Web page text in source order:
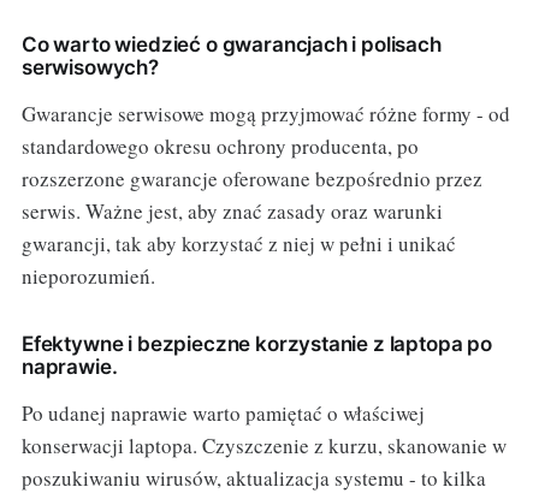
Co warto wiedzieć o gwarancjach i polisach
serwisowych?
Gwarancje serwisowe mogą przyjmować różne formy - od
standardowego okresu ochrony producenta, po
rozszerzone gwarancje oferowane bezpośrednio przez
serwis. Ważne jest, aby znać zasady oraz warunki
gwarancji, tak aby korzystać z niej w pełni i unikać
nieporozumień.
Efektywne i bezpieczne korzystanie z laptopa po
naprawie.
Po udanej naprawie warto pamiętać o właściwej
konserwacji laptopa. Czyszczenie z kurzu, skanowanie w
poszukiwaniu wirusów, aktualizacja systemu - to kilka